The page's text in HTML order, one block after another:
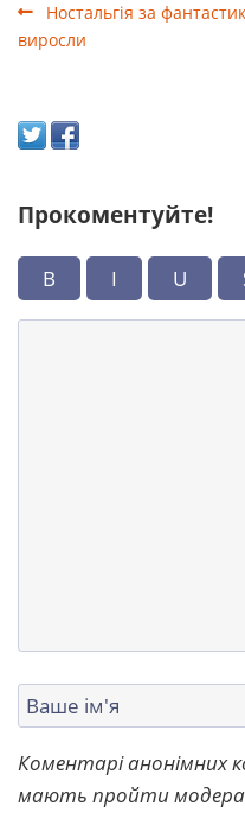
Ностальгія за
виросли
Прокоментуйте!
B I U
Коментарі анонімних
мають пройти